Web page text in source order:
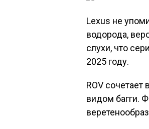
Lexus не
водорода,
слухи, что
2025 году.
ROV
видом багги.